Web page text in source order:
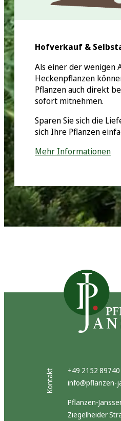
Hofverkauf &
Als einer der wenigen
Heckenpflanzen
Pflanzen auch direkt
sofort mitnehmen.
Sparen Sie sich die
sich Ihre Pflanzen
Mehr Informationen
Kontakt
+49 2152 89740
info@pflanzen-
Pflanzen-
Ziegelheider